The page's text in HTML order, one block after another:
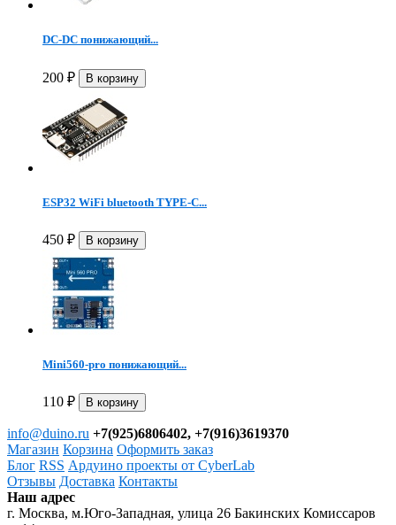
DC-DC понижающий...
200 ₽
ESP32 WiFi bluetooth TYPE-C...
450 ₽
Mini560-pro понижающий...
110 ₽
info@duino.ru +7(925)6806402, +7(916)3619370
Магазин Корзина Оформить заказ
Блог RSS Ардуино проекты от CyberLab
Отзывы Доставка Контакты
Наш адрес
г. Москва, м.Юго-Западная, улица 26 Бакинских Комиссаров